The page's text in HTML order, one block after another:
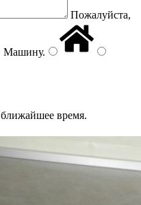
Пожалуйста,
Машину.
время.